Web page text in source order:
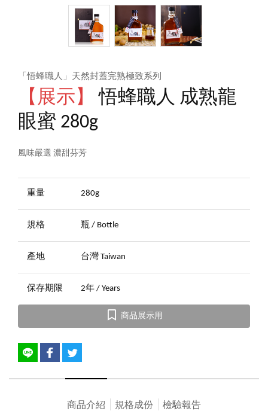
「悟蜂職人」天然封蓋完熟極致系列
【展示】
悟蜂職人 成熟龍
眼蜜 280g
風味嚴選 濃甜芬芳
重量 280g
規格 瓶 / Bottle
產地 台灣 Taiwan
保存期限 2年 / Years
商品展示用
商品介紹 規格成份 檢驗報告